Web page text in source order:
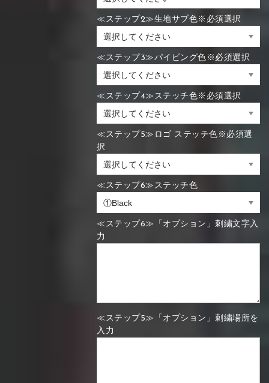
≪ステップ2≫生地サブ色※必須選択
≪ステップ3≫パイピング色※必須選択
≪ステップ4≫ステッチ色※必須選択
≪ステップ5≫ロゴ ステッチ色※必須選
択
≪ステップ6≫ステッチ色
≪ステップ6≫「オプション」刺繍文字入
力
≪ステップ5≫「オプション」刺繍場所を
入力